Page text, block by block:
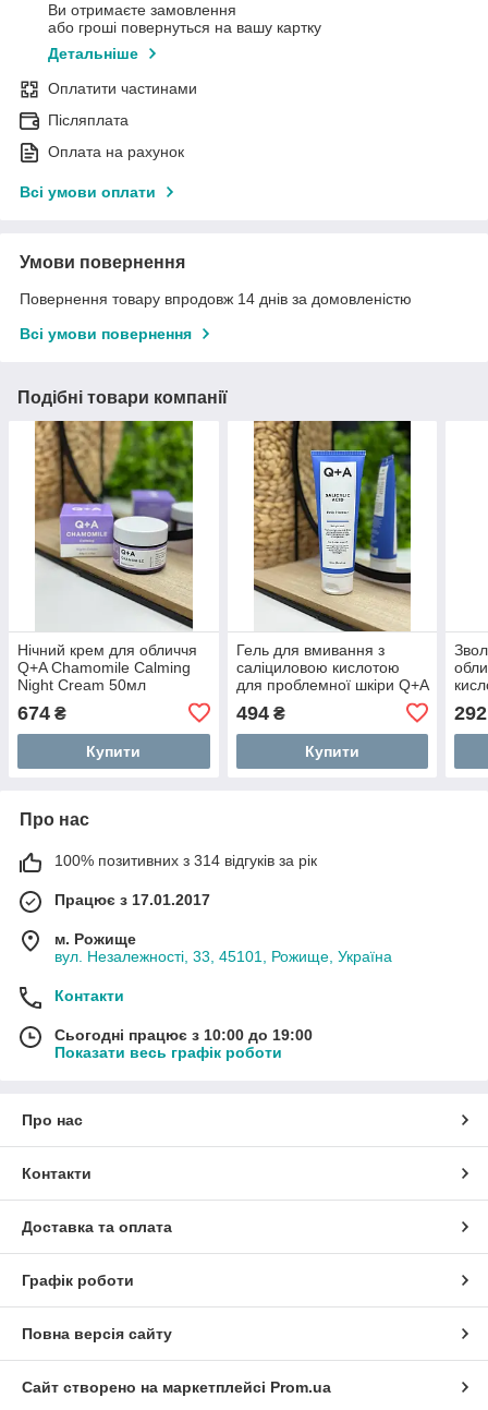
Ви отримаєте замовлення
або гроші повернуться на вашу картку
Детальніше
Оплатити частинами
Післяплата
Оплата на рахунок
Всі умови оплати
Умови повернення
Повернення товару впродовж 14 днів за домовленістю
Всі умови повернення
Подібні товари компанії
Нічний крем для обличчя
Q+A Chamomile Calming
Night Cream 50мл
674 ₴
Купити
Гель для вмивання з
саліциловою кислотою
для проблемної шкіри Q+A
Salicylic Acid Daily Cleanser
125 мл
494₴
Купити
292
Про нас
100% позитивних з 314 відгуків за рік
Працює з 17.01.2017
м. Рожище
вул. Незалежності, 33, 45101, Рожище, Україна
Контакти
Сьогодні працює з 10:00 до 19:00
Показати весь графік роботи
Про нас
Контакти
Доставка та оплата
Графік роботи
Повна версія сайту
Сайт створено на маркетплейсі Prom.ua